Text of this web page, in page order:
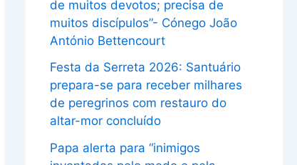
de muitos devotos; precisa de
muitos discípulos”- Cónego João
António Bettencourt
Festa da Serreta 2026: Santuário
prepara-se para receber milhares
de peregrinos com restauro do
altar-mor concluído
Papa alerta para “inimigos